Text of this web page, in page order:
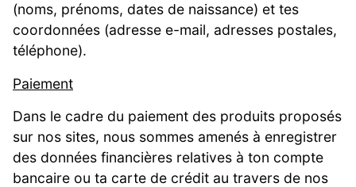
(noms, prénoms, dates de naissance) et tes
coordonnées (adresse e-mail, adresses postales,
téléphone).
Paiement
Dans le cadre du paiement des produits proposés
sur nos sites, nous sommes amenés à enregistrer
des données financières relatives à ton compte
bancaire ou ta carte de crédit au travers de nos